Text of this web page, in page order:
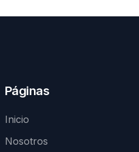
Páginas
Inicio
Nosotros